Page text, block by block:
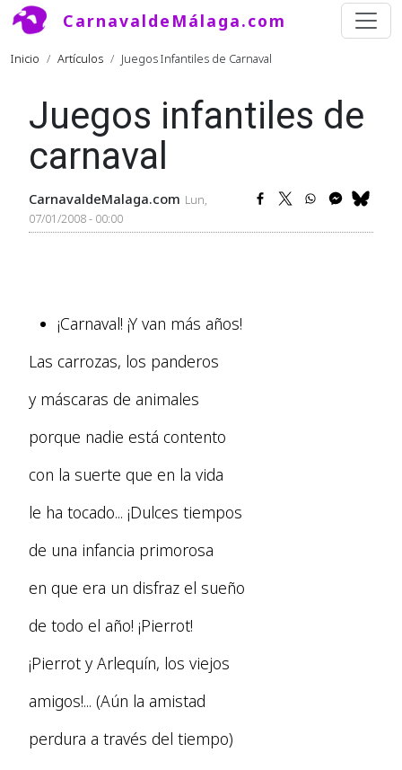
Pasar al contenido principal
CarnavaldeMálaga.com
Inicio Artículos Juegos Infantiles de Carnaval
Juegos infantiles de
carnaval
CarnavaldeMalaga.com Lun,
07/01/2008 - 00:00
¡Carnaval! ¡Y van más años!
Las carrozas, los panderos
y máscaras de animales
porque nadie está contento
con la suerte que en la vida
le ha tocado... ¡Dulces tiempos
de una infancia primorosa
en que era un disfraz el sueño
de todo el año! ¡Pierrot!
¡Pierrot y Arlequín, los viejos
amigos!... (Aún la amistad
perdura a través del tiempo)